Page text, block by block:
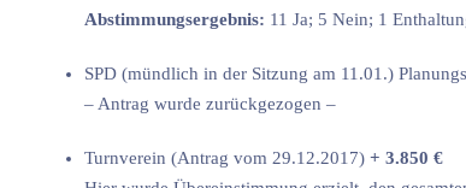
Abstimmungsergebnis: 11 Ja; 5 Nein; 1
SPD (mündlich in der Sitzung am 11.01.)
– Antrag wurde zurückgezogen –
Turnverein (Antrag vom 29.12.2017) + 3.850 €